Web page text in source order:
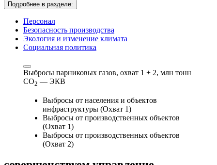
Подробнее в разделе:
Персонал
Безопасность производства
Экология и изменение климата
Социальная политика
Выбросы парниковых газов, охват 1 + 2, млн тонн
СО2 — ЭКВ
Выбросы от населения и объектов
инфраструктуры (Охват 1)
Выбросы от производственных объектов
(Охват 1)
Выбросы от производственных объектов
(Охват 2)